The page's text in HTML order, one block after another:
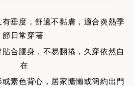
垂度，舒適不黏膚，適合炎熱季
節日常穿著
合腰身，不易翻捲，久穿依然自
在
素色背心，居家慵懶或簡約出門